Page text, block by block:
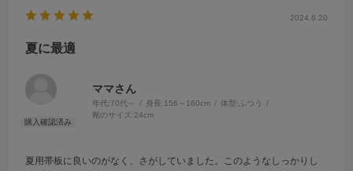
2024.6.20
夏に最適
ママさん
年代:70代～ 身長:156～160cm 体型: ふつう
靴のサイズ:24cm
夏用帯板に良いのがなく、さがしていました。このようなしっかりし